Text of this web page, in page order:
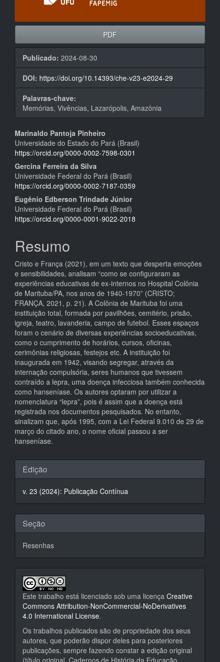
PDF
Publicado: 2024-08-30
DOI: https://doi.org/10.14393/che-v23-e2024-29
Palavras-chave:
Memórias, Vivências, Lazarópolis, Amazônia
Conteúdo
do
artigo
principal
Marinaldo Pantoja Pinheiro
Universidade do Estado do Pará (Brasil)
https://orcid.org/0000-0002-7598-0301
Gercina Ferreira da Silva
Universidade Federal do Pará (Brasil)
https://orcid.org/0000-0002-7187-0359
Eugênio Edberson Trindade Júnior
Universidade Federal do Pará (Brasil)
https://orcid.org/0000-0001-9022-2018
Resumo
Cristo e França (2021), em um texto que desperta emoções
e sensibilidades, analisam “como se configuraram as
experiências educativas de ex-internos no Hospital Colônia
de Marituba/PA, nos anos de 1940-1970” (CRISTO;
FRANÇA, 2021, p. 21). A Colônia de Marituba foi uma
instituição total, formada por pavilhões, cemitério, prisão,
igreja, teatro, lavanderia, campo de futebol. Esses espaços
foram o cenário de diversas experiências socioeducativas,
como o cumprimento de horários, cursos, oficinas,
cerimônias religiosas, festejos etc. A instituição foi
inaugurada em 1942, visando segregar, através da
internação compulsória, seres humanos que tivessem
contraído a lepra, uma doença infecciosa também conhecida
como hanseníase. Os autores optaram por utilizar a
nomenclatura “lepra”, pois é assim que a doença está
registrada nos documentos pesquisados. No entanto,
sinalizam que, após 1995, com a Lei Federal 9.010 de 29 de
março do citado ano, o nome oficial passou a ser
hanseníase.
Detalhes
do
artigo
Edição
v. 23 (2024): Publicação Contínua
Seção
Resenhas
Este trabalho está licenciado sob uma licença Creative
Commons Attribution-NonCommercial-NoDerivatives
4.0 International License.
Os trabalhos publicados são de propriedade dos seus
autores, que poderão dispor deles para posteriores
publicações, sempre fazendo constar a edição original